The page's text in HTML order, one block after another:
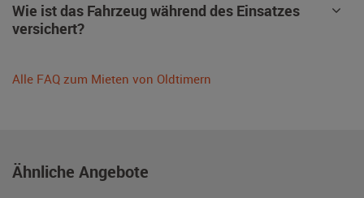
Wie ist das Fahrzeug während des Einsatzes
versichert?
Alle FAQ zum Mieten von Oldtimern
Ähnliche Angebote